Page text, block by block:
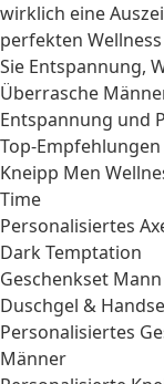
wirklich eine
perfekten
Sie Entspannung,
Überrasche
Entspannung und
Top-Empfehlungen
Kneipp Men
Time
Personalisiertes
Dark Temptation
Geschenkset
Duschgel &
Personalisiertes
Männer